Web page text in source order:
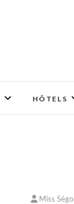
HÔTELS
Miss Ségo